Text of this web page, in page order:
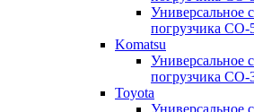
Универсальное
погрузчика CO-
Komatsu
Универсальное
погрузчика CO-
Toyota
Универсальное